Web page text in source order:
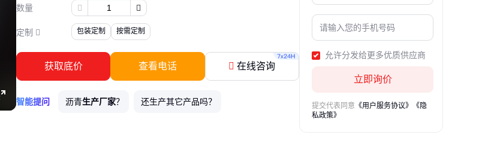
Enter
数量
定制 包装定制 按需定制
获取底价 查看电话 在线咨询
智能提问 沥青生产厂家？ 还生产其它产品吗？
剂、一乙胺
允许分发给更多优质供应商
立即询价
提交代表同意 《用户服务协议》
《隐
私政策》